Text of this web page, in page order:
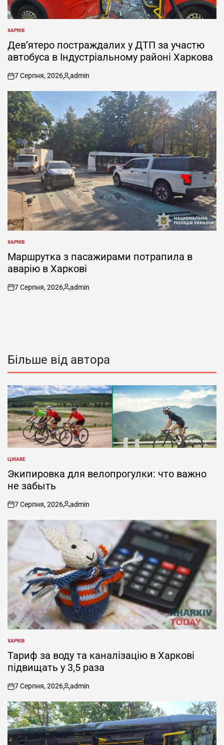
ОПУБЛІКУВАТИ
У
ХАРКІВ
Дев’ятеро постраждалих у ДТП за участю
автобуса в Індустріальному районі Харкова
on
7 Серпня, 2026
Опубліковано
admin
ОПУБЛІКУВАТИ
У
ХАРКІВ
Маршрутка з пасажирами потрапила в
аварію в Харкові
on
7 Серпня, 2026
Опубліковано
admin
Більше від автора
ОПУБЛІКУВАТИ
У
ЦІКАВЕ
Экипировка для велопрогулки: что важно
не забыть
on
7 Серпня, 2026
Опубліковано
admin
ОПУБЛІКУВАТИ
У
ХАРКІВ
Тариф за воду та каналізацію в Харкові
підвищать у 3,5 раза
on
7 Серпня, 2026
Опубліковано
admin